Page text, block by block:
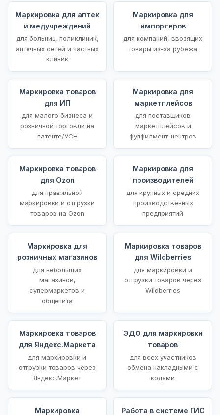
Маркировка для аптек
и медучреждений
для больниц, поликлиник,
аптечных сетей и частных
клиник
Маркировка для
импортеров
для компаний, ввозящих
товары из-за рубежа
Маркировка товаров
для ИП
для малого бизнеса и
розничной торговли на
патенте/УСН
Маркировка для
маркетплейсов
для поставщиков
маркетплейсов и
фулфилмент-центров
Маркировка товаров
для Ozon
для правильной
маркировки и отгрузки
товаров на Ozon
Маркировка для
производителей
для крупных и средних
производственных
предприятий
Маркировка для
розничных магазинов
для небольших
магазинов,
супермаркетов и
общепита
Маркировка товаров
для Wildberries
для маркировки и
отгрузки товаров через
Wildberries
Маркировка товаров
для Яндекс.Маркета
для маркировки и
отгрузки товаров через
Яндекс.Маркет
ЭДО для маркировки
товаров
для всех участников
обмена накладными с
кодами
Маркировка
Работа в системе ГИС